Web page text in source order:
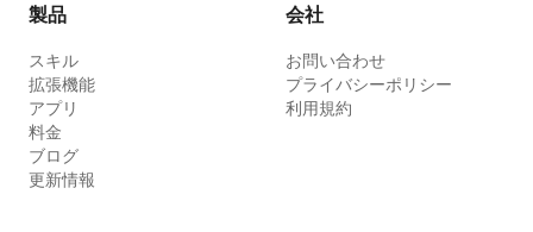
製品
スキル
拡張機能
アプリ
料金
ブログ
更新情報
会社
お問い合わせ
プライバシーポリシー
利用規約